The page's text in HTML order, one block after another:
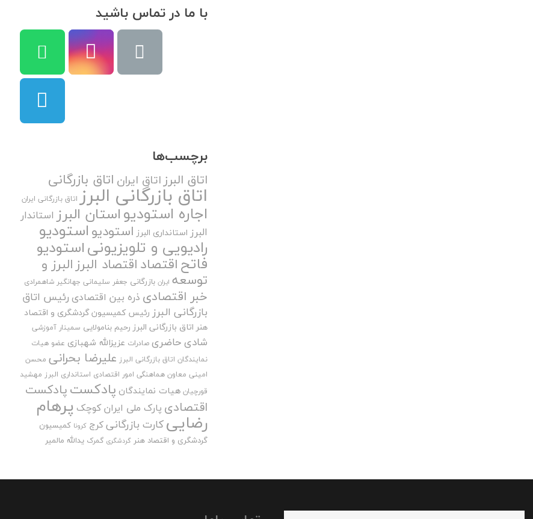
با ما در تماس باشید
برچسب‌ها
اتاق البرزاتاق ایران اتاق بازرگانی
اتاق بازرگانی البرز اتاق بازرگانی ایران
اجاره استودیواستان البرز استاندار
البرز استانداری البرز استودیواستودیو
رادیویی و تلویزیونیاستودیو
فاتحاقتصاداقتصاد البرزالبرز و
توسعه ایران بازرگانی جعفر سلیمانی جهانگیر شاهمرادی
خبر اقتصادی ذره بین اقتصادی رئیس اتاق
بازرگانی البرز رئیس کمیسیون گردشگری و اقتصاد
هنر اتاق بازرگانی البرز رحیم بنامولایی سمینار آموزشی
شادی حاضری صادرات عزیزالله شهبازی عضو هیات
نمایندگان اتاق بازرگانی البرز علیرضا بحرانی محسن
امینی معاون هماهنگی امور اقتصادی استانداری البرز مهشید
قورچیان هیات نمایندگان پادکستپادکست
اقتصادی پارک ملی ایران کوچک پرهام
رضاییکارت بازرگانیکرج کرونا کمیسیون
گردشگری و اقتصاد هنر گردشگری گمرک یدالله مالمیر